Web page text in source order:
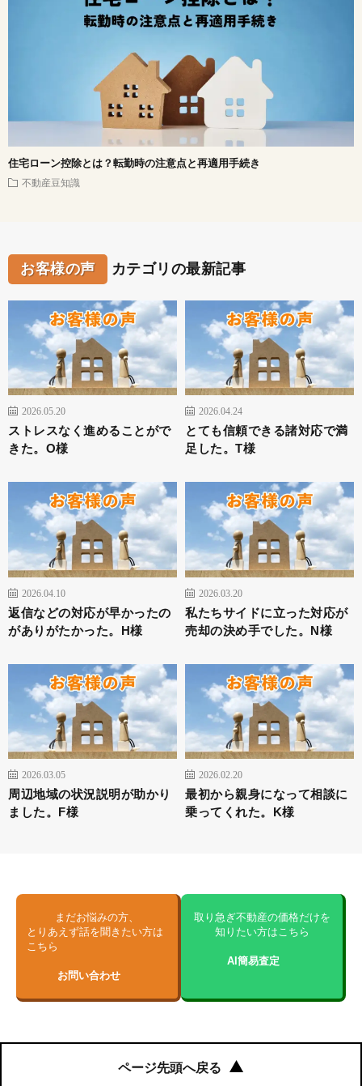
住宅ローン控除とは？転勤時の注意点と再適用手続き
不動産豆知識
お客様の声 カテゴリの最新記事
2026.05.20
ストレスなく進めることがで
きた。O様
2026.04.24
とても信頼できる諸対応で満
足した。T様
2026.04.10
返信などの対応が早かったの
がありがたかった。H様
2026.03.20
私たちサイドに立った対応が
売却の決め手でした。N様
2026.03.05
周辺地域の状況説明が助かり
ました。F様
2026.02.20
最初から親身になって相談に
乗ってくれた。K様
まだお悩みの方、
とりあえず話を聞きたい方は
こちら
お問い合わせ
取り急ぎ不動産の価格だけを
知りたい方はこちら
AI簡易査定
ページ先頭へ戻る